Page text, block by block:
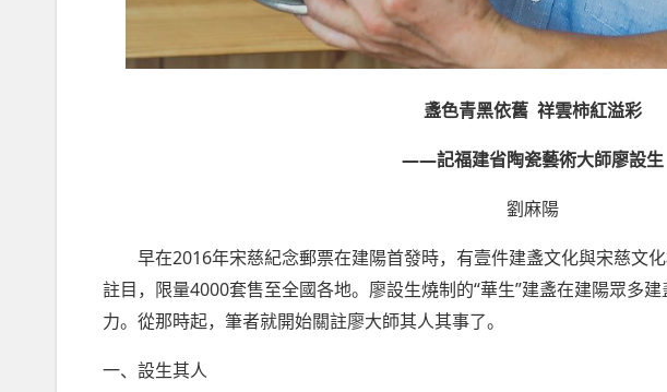
盞色青黑依舊 祥雲柿紅溢彩
——記福建省陶瓷藝術大師廖設生
劉麻陽
早在2016年宋慈紀念郵票在建陽首發時，有壹件建盞文化與宋慈文
註目，限量4000套售至全國各地。廖設生燒制的“華生”建盞在建陽眾多
力。從那時起，筆者就開始關註廖大師其人其事了。
一、設生其人